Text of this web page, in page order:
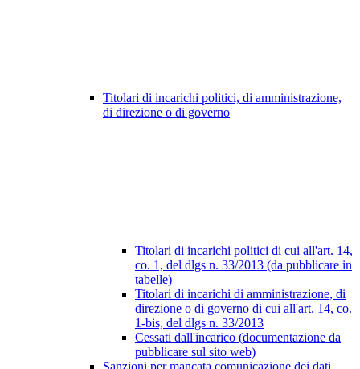
Titolari di incarichi politici, di amministrazione,
di direzione o di governo
Titolari di incarichi politici di cui all'art. 14,
co. 1, del dlgs n. 33/2013 (da pubblicare in
tabelle)
Titolari di incarichi di amministrazione, di
direzione o di governo di cui all'art. 14, co.
1-bis, del dlgs n. 33/2013
Cessati dall'incarico (documentazione da
pubblicare sul sito web)